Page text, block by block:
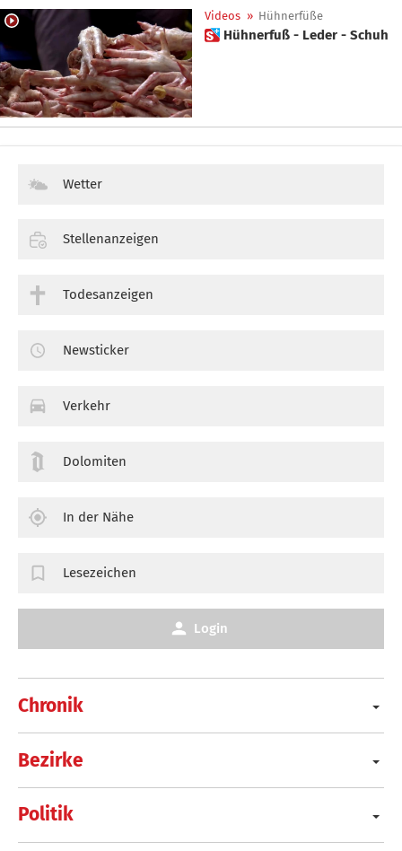
Videos » Hühnerfüße
 Hühnerfuß - Leder - Schuh
Chronik
Bezirke
Politik
Wetter
Stellenanzeigen
Todesanzeigen
Newsticker
Verkehr
Dolomiten
In der Nähe
Lesezeichen
Login